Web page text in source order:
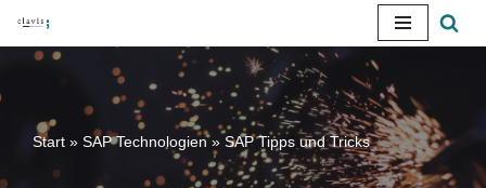
Zum
springen
Start » SAP Technologien» SAP Tipps und Tricks